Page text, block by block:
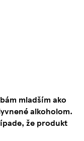
mladším ako
alkoholom.
že produkt